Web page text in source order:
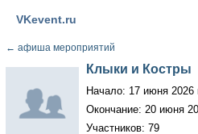
VKevent.ru
← афиша мероприятий
Клыки и Костры
Начало: 17 июня 2026
Окончание: 20 июня
Участников: 79